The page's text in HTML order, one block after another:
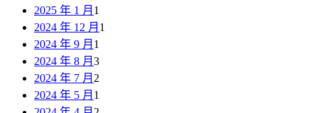
2025 年 1 月 1
2024 年 12 月 1
2024 年 9 月 1
2024 年 8 月 3
2024 年 7 月 2
2024 年 5 月 1